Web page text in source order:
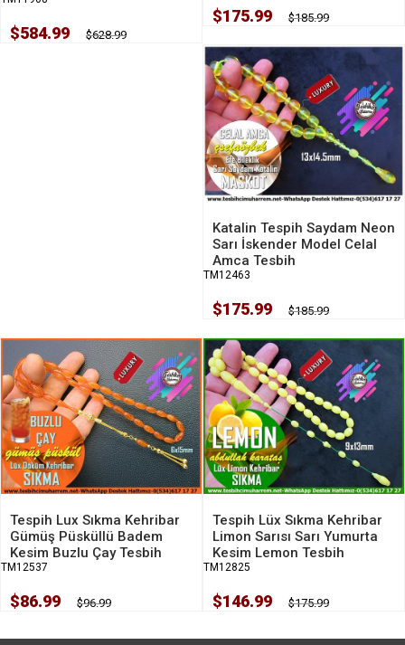
$584.99 $628.99
$175.99 $185.99
Katalin Tespih Saydam Neon
Sarı İskender Model Celal
Amca Tesbih
TM12463
$175.99 $185.99
Tespih Lux Sıkma Kehribar
Gümüş Püsküllü Badem
Kesim Buzlu Çay Tesbih
TM12537
$86.99 $96.99
Tespih Lüx Sıkma Kehribar
Limon Sarısı Sarı Yumurta
Kesim Lemon Tesbih
TM12825
$146.99 $175.99